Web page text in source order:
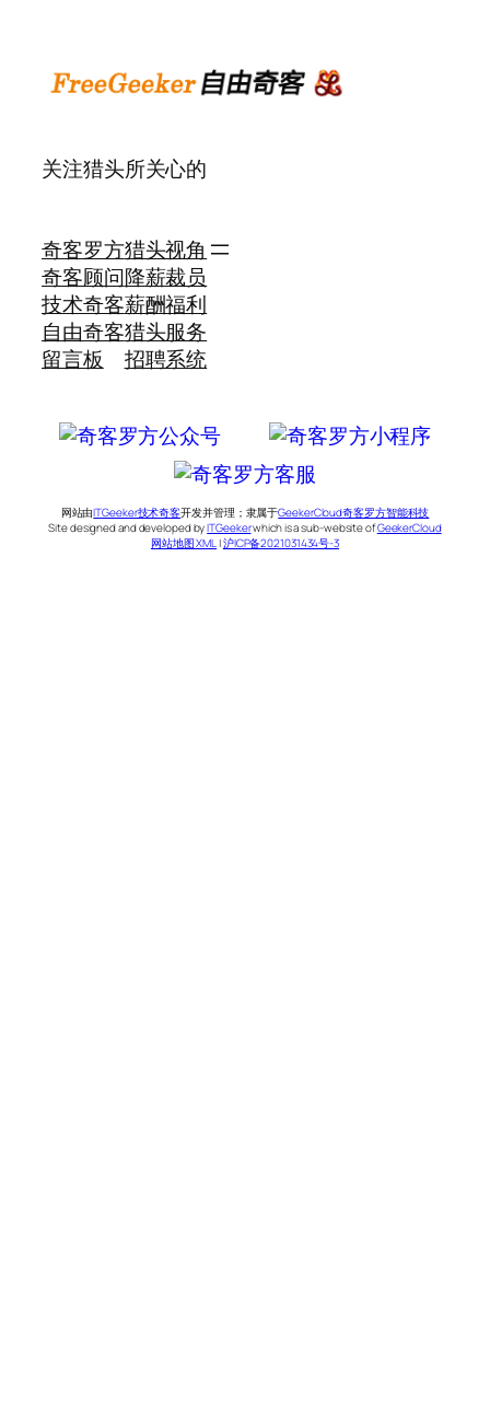
关注猎头所关心的
奇客罗方
奇客顾问
技术奇客
自由奇客
留言板
猎头视角
降薪裁员
薪酬福利
猎头服务
招聘系统
网站由ITGeeker技术奇客开发并管理；隶属于GeekerCloud奇客罗方智能科技
Site designed and developed byITGeekerwhich is a sub-website ofGeekerCloud
网站地图 XML |沪ICP备2021031434号-3